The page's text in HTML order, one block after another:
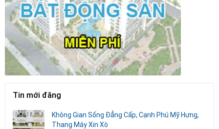
Tin mới đăng
Không Gian Sống Đẳng Cấp, Cạnh Phú Mỹ Hưng,
Thang Máy Xin Xò